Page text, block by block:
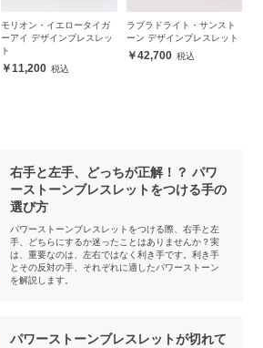
モリオン・イエロータイガ
ーアイ デザインブレスレッ
ト
11,200
ラブラドライト・サンスト
ーン デザインブレスレット
42,700
右手と左手、どっちが正解！？ パワ
ーストーンブレスレットをつける手の
選び方
パワーストーンブレスレットをつける際、右手と左
手、どちらにするか迷ったことはありませんか？実
は、重要なのは、左右ではなく利き手です。利き手
とその反対の手、それぞれに適したパワーストーン
を解説します。
パワーストーンブレスレットが切れて